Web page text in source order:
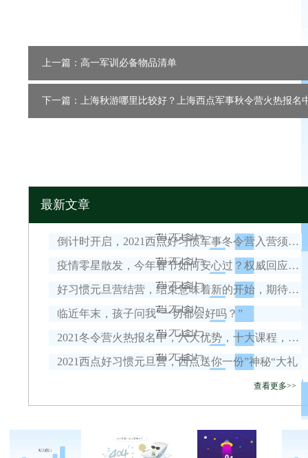
上一篇：高一军训必备物品清单
下一篇：上海秋游哪里比较好？上海西点军事秋令营火热报名
最新文章
倒计时开启，2021西点好习惯军事冬令营入营须知！
疫情零星散发，今年春节如何安心过？权威回应来了！
好习惯元旦营结营，结束意味着新的开始，期待我们下一次的相遇！
临近年末，孩子问我“一切都会好吗？”
2021冬令营火热报名中，六大优势，十大课程，安全保障全面升级！
2021西点好习惯元旦营，西点送你一份”神秘“大礼
查看更多>>